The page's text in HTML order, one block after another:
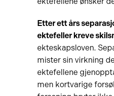
Etter ett års
ektefeller kreve
ekteskapsloven.
mister sin virkning
ektefellene
men kortvarige